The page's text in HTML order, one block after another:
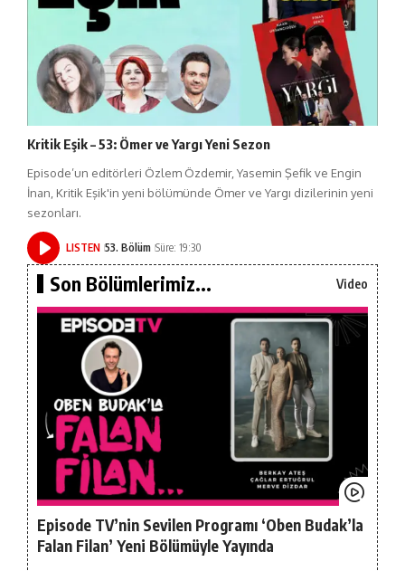
Kritik Eşik – 53: Ömer ve Yargı Yeni Sezon
Episode’un editörleri Özlem Özdemir, Yasemin Şefik ve Engin
İnan, Kritik Eşik'in yeni bölümünde Ömer ve Yargı dizilerinin yeni
sezonları.
LISTEN 53. Bölüm Süre: 19:30
Son Bölümlerimiz... Video
Episode TV’nin Sevilen Programı ‘Oben Budak’la
Falan Filan’ Yeni Bölümüyle Yayında